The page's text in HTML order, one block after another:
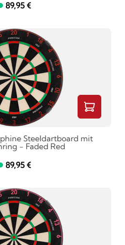
89,95 €
Steeldartboard mit
- Faded Red
89,95 €